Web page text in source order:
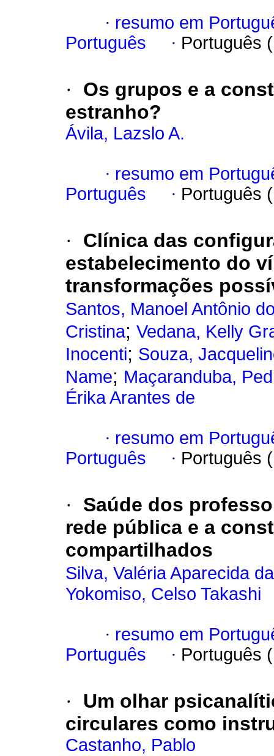
· resumo em
Português
· Português
·
Os grupos e a
estranho?
Ávila, Lazslo A.
· resumo em
Português
· Português
·
Clínica das
estabelecimento do
transformações
Santos, Manoel Antônio
Cristina; Vedana, Kelly
Inocenti; Souza,
Name; Maçaranduba,
Érika Arantes de
· resumo em
Português
· Português
·
Saúde dos
rede pública e a
compartilhados
Silva, Valéria Aparecida da
Yokomiso, Celso Takashi
· resumo em
Português
· Português
·
Um olhar
circulares como
Castanho, Pablo